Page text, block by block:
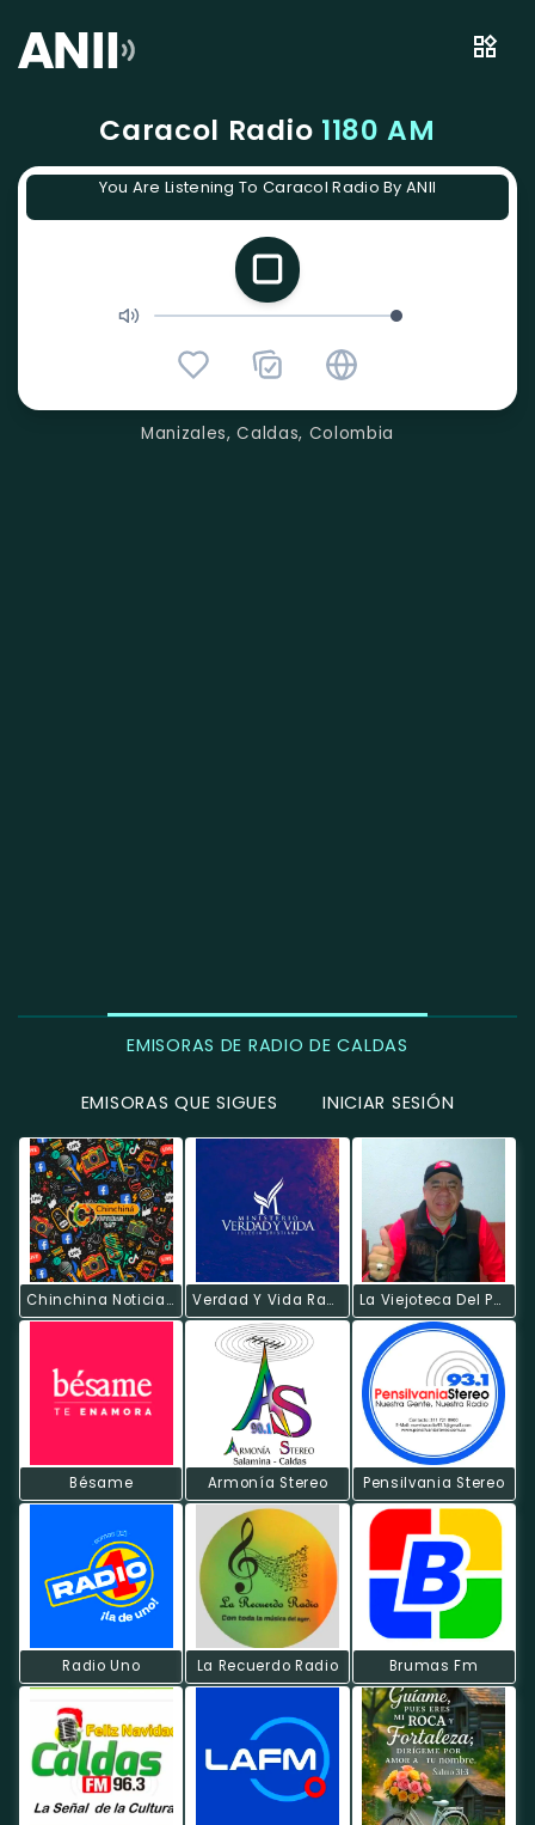
Caracol Radio 1180 AM
You Are Listening To Caracol Radio By ANII
Manizales, Caldas, Colombia
EMISORAS DE RADIO DE CALDAS
EMISORAS QUE SIGUES INICIAR SESIÓN
Chinchina Noticias Radio Verdad Y Vida Radio La Viejoteca Del Poli
Bésame Armonía Stereo Pensilvania Stereo
Radio Uno La Recuerdo Radio Brumas Fm